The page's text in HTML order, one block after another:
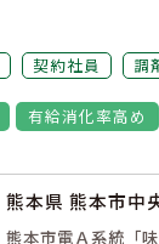
契約社員 調
有給消化率高め
熊本県 熊本市中
熊本市電Ａ系統「